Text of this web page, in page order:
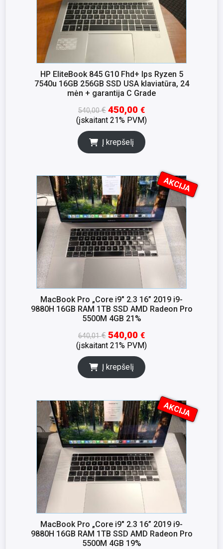
HP EliteBook 845 G10 Fhd+ Ips Ryzen 5
7540u 16GB 256GB SSD USA klaviatūra, 24
mėn + garantija C Grade
540,00€ 450,00 €
(įskaitant 21% PVM)
Į krepšelį
AKCIJA
K
S
N
A
MacBook Pro „Core i9″ 2.3 16” 2019 i9-
9880H 16GB RAM 1TB SSD AMD Radeon Pro
5500M 4GB 21%
640,01€ 540,00 €
(įskaitant 21% PVM)
Į krepšelį
AKCIJA
K
S
N
A
MacBook Pro „Core i9″ 2.3 16” 2019 i9-
9880H 16GB RAM 1TB SSD AMD Radeon Pro
5500M 4GB 19%